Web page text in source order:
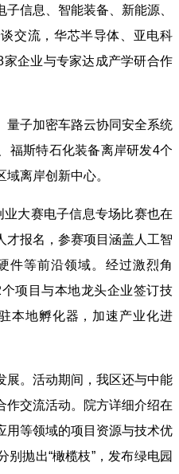
信息、智能装备、新能源、
交流，华芯半导体、亚电科
企业与专家达成产学研合作
量子加密车路云协同安全系统
福斯特石化装备离岸研发4个
域离岸创新中心。
业大赛电子信息专场比赛也在
才报名，参赛项目涵盖人工智
件等前沿领域。经过激烈角
项目与本地龙头企业签订技
本地孵化器，加速产业化进
展。活动期间，我区还与中能
作交流活动。院方详细介绍在
用等领域的项目资源与技术优
别抛出“橄榄枝”，发布绿电园